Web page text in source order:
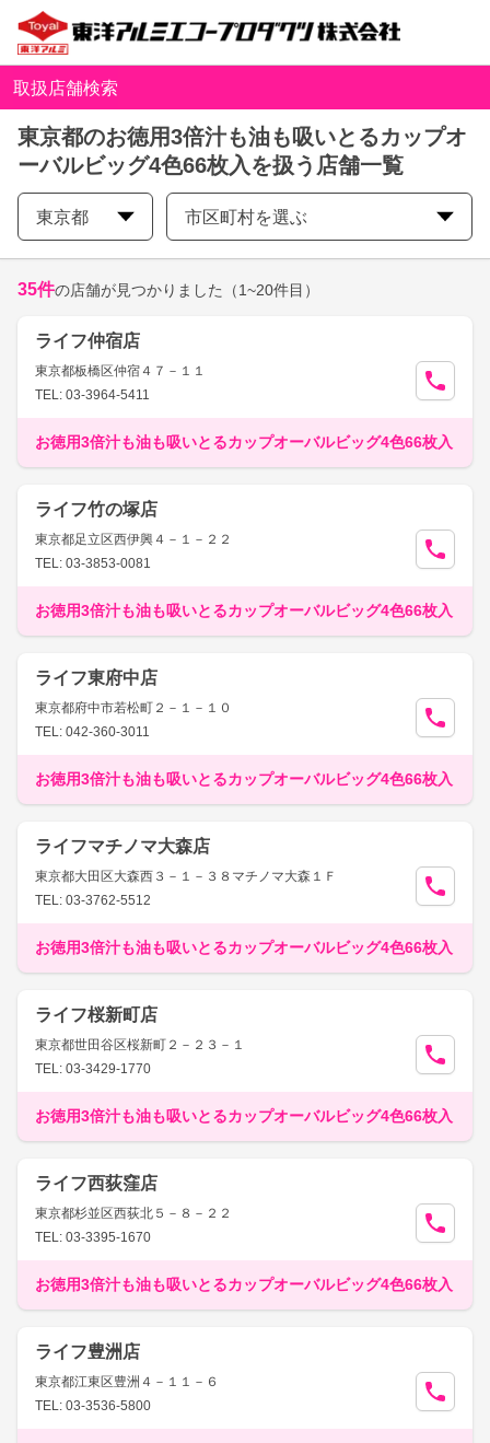
取扱店舗検索
東京都のお徳用3倍汁も油も吸いとるカップオ
ーバルビッグ4色66枚入を扱う店舗一覧
東京都 市区町村を選ぶ
35件の店舗が見つかりました （1~20件目）
ライフ仲宿店
東京都板橋区仲宿４７－１１
TEL: 03-3964-5411
お徳用3倍汁も油も吸いとるカップオーバルビッグ4色66枚入
ライフ竹の塚店
東京都足立区西伊興４－１－２２
TEL: 03-3853-0081
お徳用3倍汁も油も吸いとるカップオーバルビッグ4色66枚入
ライフ東府中店
東京都府中市若松町２－１－１０
TEL: 042-360-3011
お徳用3倍汁も油も吸いとるカップオーバルビッグ4色66枚入
ライフマチノマ大森店
東京都大田区大森西３－１－３８マチノマ大森１Ｆ
TEL: 03-3762-5512
お徳用3倍汁も油も吸いとるカップオーバルビッグ4色66枚入
ライフ桜新町店
東京都世田谷区桜新町２－２３－１
TEL: 03-3429-1770
お徳用3倍汁も油も吸いとるカップオーバルビッグ4色66枚入
ライフ西荻窪店
東京都杉並区西荻北５－８－２２
TEL: 03-3395-1670
お徳用3倍汁も油も吸いとるカップオーバルビッグ4色66枚入
ライフ豊洲店
東京都江東区豊洲４－１１－６
TEL: 03-3536-5800